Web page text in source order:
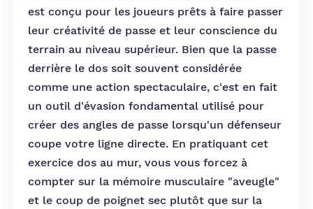
est conçu pour les joueurs prêts à faire passer
leur créativité de passe et leur conscience du
terrain au niveau supérieur. Bien que la passe
derrière le dos soit souvent considérée
comme une action spectaculaire, c'est en fait
un outil d'évasion fondamental utilisé pour
créer des angles de passe lorsqu'un défenseur
coupe votre ligne directe. En pratiquant cet
exercice dos au mur, vous vous forcez à
compter sur la mémoire musculaire "aveugle"
et le coup de poignet sec plutôt que sur la